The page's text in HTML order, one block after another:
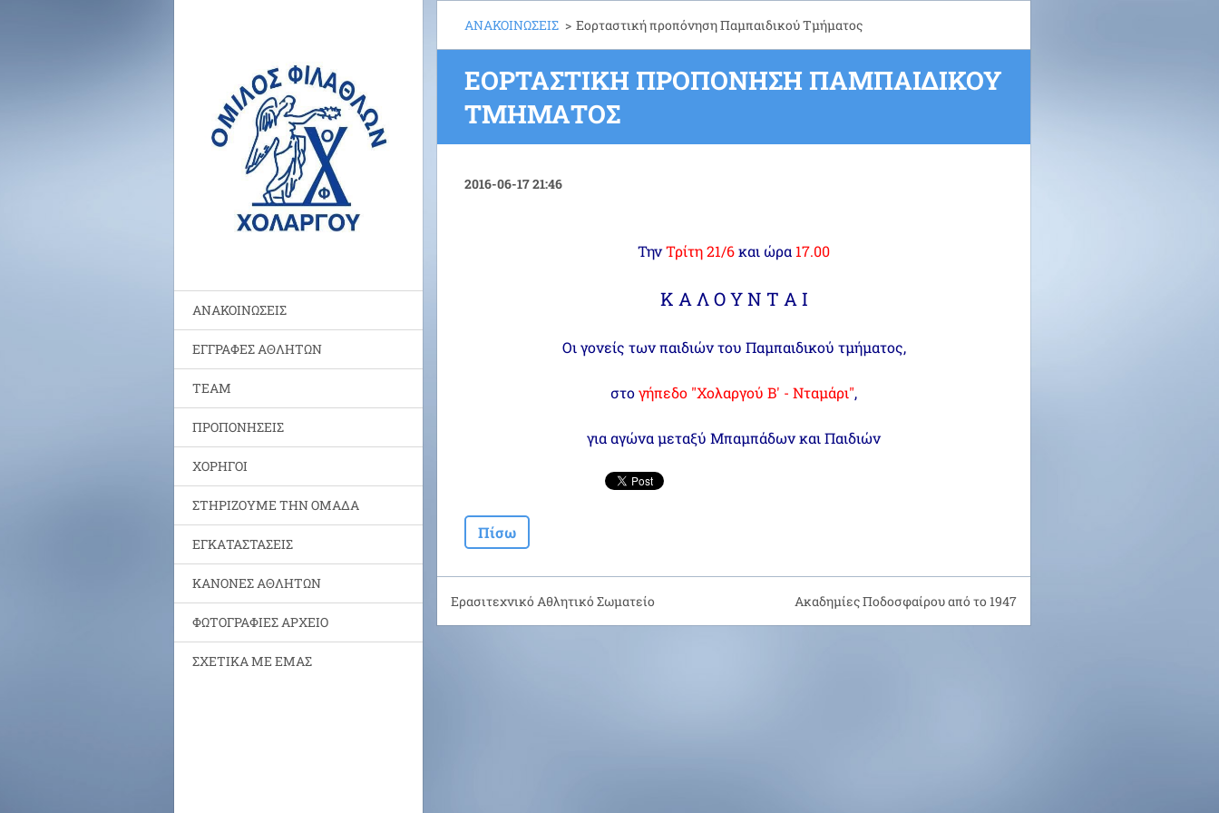
ΑΝΑΚΟΙΝΩΣΕΙΣ
ΕΓΓΡΑΦΕΣ ΑΘΛΗΤΩΝ
TEAM
ΠΡΟΠΟΝΗΣΕΙΣ
ΧΟΡΗΓΟΙ
ΣΤΗΡΙΖΟΥΜΕ ΤΗΝ ΟΜΑΔΑ
ΕΓΚΑΤΑΣΤΑΣΕΙΣ
ΚΑΝΟΝΕΣ ΑΘΛΗΤΩΝ
ΦΩΤΟΓΡΑΦΙΕΣ ΑΡΧΕΙΟ
ΣΧΕΤΙΚΑ ΜΕ ΕΜΑΣ
ΑΝΑΚΟΙΝΩΣΕΙΣ > Eορταστική προπόνηση Παμπαιδικού Τμήματος
EΟΡΤΑΣΤΙΚΉ ΠΡΟΠΌΝΗΣΗ ΠΑΜΠΑΙΔΙΚΟΎ
ΤΜΉΜΑΤΟΣ
2016-06-17 21:46
ΤηνΤρίτη 21/6και ώρα 17.00
Κ Α Λ Ο Υ Ν Τ Α Ι
Οι γονείς των παιδιών του Παμπαιδικού τμήματος,
στογήπεδο "Χολαργού Β' - Νταμάρι",
για αγώνα μεταξύ Μπαμπάδων και Παιδιών
Πίσω
Ερασιτεχνικό Αθλητικό Σωματείο Ακαδημίες Ποδοσφαίρου από το 1947